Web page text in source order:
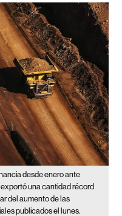
desde enero ante
una cantidad récord
del aumento de las
publicados el lunes.